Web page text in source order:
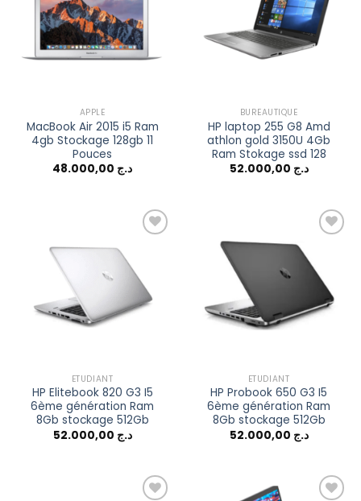
wishlist
APPLE
MacBook Air 2015 i5 Ram
4gb Stockage 128gb 11
Pouces
د.ج
Add to
wishlist
BUREAUTIQUE
HP laptop 255 G8 Amd
athlon gold 3150U 4Gb
Ram Stokage ssd 128
د.ج
Add to
wishlist
ETUDIANT
HP Elitebook 820 G3 I5
6ème génération Ram
8Gb stockage 512Gb
د.ج
Add to
wishlist
ETUDIANT
HP Probook 650 G3 I5
6ème génération Ram
8Gb stockage 512Gb
د.ج